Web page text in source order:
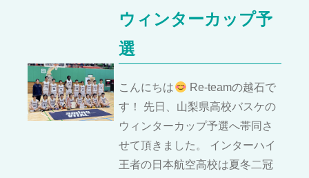
ウィンターカップ予
選
こんにちは
Re-teamの越石で
す！ 先日、山梨県高校バスケの
ウィンターカップ予選へ帯同さ
せて頂きました。 インターハイ
王者の日本航空高校は夏冬二冠